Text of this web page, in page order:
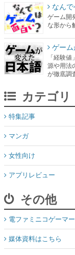
なん
ゲーム開
な形から
ゲー
「経験
源や用法
が徹底調
カテゴリ
特集記事
マンガ
女性向け
アプリレビュー
その他
電ファミニコゲーマ
媒体資料はこちら